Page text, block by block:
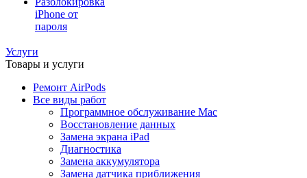
iPhone от
пароля
Услуги
Товары и услуги
Ремонт AirPods
Все виды работ
Программное обслуживание Mac
Восстановление данных
Замена экрана iPad
Диагностика
Замена аккумулятора
Замена датчика приближения